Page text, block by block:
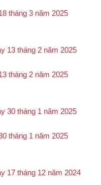
tháng 3 năm 2025
13 tháng 2 năm 2025
tháng 2 năm 2025
30 tháng 1 năm 2025
tháng 1 năm 2025
17 tháng 12 năm 2024